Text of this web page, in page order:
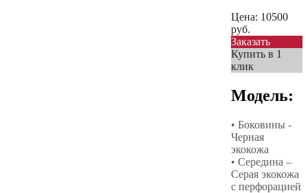
Цена: 10500
руб.
Заказать
Купить в 1
клик
Модель:
• Боковины -
Черная
экокожа
• Середина –
Серая экокожа
с перфорацией